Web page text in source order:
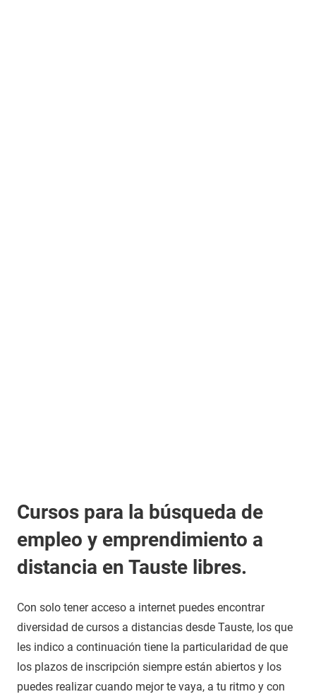
Cursos para la búsqueda de
empleo y emprendimiento a
distancia en Tauste libres.
Con solo tener acceso a internet puedes encontrar
diversidad de cursos a distancias desde Tauste, los que
les indico a continuación tiene la particularidad de que
los plazos de inscripción siempre están abiertos y los
puedes realizar cuando mejor te vaya, a tu ritmo y con